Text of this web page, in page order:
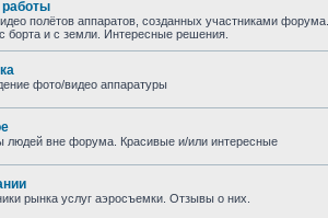
янв 2025, 14:53
янв 2025, 14:52
янв 2025, 14:52
полётов аппаратов, созданных участниками
борта и с земли. Интересные решения.
фото/видео аппаратуры
людей вне форума. Красивые и/или интересные
рынка услуг аэросъемки. Отзывы о них.